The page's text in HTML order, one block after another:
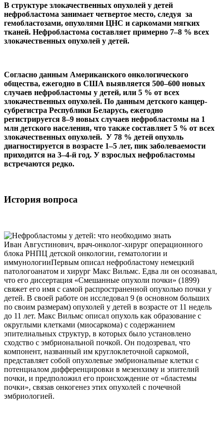
В структуре злокачественных опухолей у детей
нефробластома занимает четвертое место, следуя за
гемобластозами, опухолями ЦНС и саркомами мягких
тканей. Нефробластома составляет примерно 7–8 % всех
злокачественных опухолей у детей.
Согласно данным Американского онкологического
общества, ежегодно в США выявляется 500–600 новых
случаев нефробластомы у детей, или 5 % от всех
злокачественных опухолей. По данным детского канцер-
субрегистра Республики Беларусь, ежегодно
регистрируется 8–9 новых случаев нефробластомы на 1
млн детского населения, что также составляет 5 % от всех
злокачественных опухолей. У 78 % детей опухоль
диагностируется в возрасте 1–5 лет, пик заболеваемости
приходится на 3–4-й год. У взрослых нефробластомы
встречаются редко.
История вопроса
Иван Августинович, врач-онколог-хирург операционного
блока РНПЦ детской онкологии, гематологии и
иммунологииПервым описал нефробластому немецкий
патологоанатом и хирург Макс Вильмс. Едва ли он осознавал,
что его диссертация «Смешанные опухоли почки» (1899)
свяжет его имя с самой распространенной опухолью почки у
детей. В своей работе он исследовал 9 (в основном больших
по своим размерам) опухолей у детей в возрасте от 11 недель
до 11 лет. Макс Вильмс описал опухоль как образование с
округлыми клетками (миосаркома) с содержанием
эпителиальных структур, в которых было установлено
сходство с эмбриональной почкой. Он подозревал, что
компонент, названный им круглоклеточной саркомой,
представляет собой опухолевые эмбриональные клетки с
потенциалом дифференцировки в мезенхиму и эпителий
почки, и предположил его происхождение от «бластемы
почки», связав онкогенез этих опухолей с почечной
эмбриологией.